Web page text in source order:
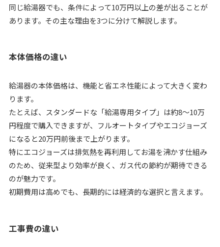
同じ給湯器でも、条件によって10万円以上の差が出ることが
あります。その主な理由を3つに分けて解説します。
本体価格の違い
給湯器の本体価格は、機能と省エネ性能によって大きく変わ
ります。
たとえば、スタンダードな「給湯専用タイプ」は約8〜10万
円程度で購入できますが、フルオートタイプやエコジョーズ
になると20万円前後まで上がります。
特にエコジョーズは排気熱を再利用してお湯を沸かす仕組み
のため、従来型より効率が良く、ガス代の節約が期待できる
のが魅力です。
初期費用は高めでも、長期的には経済的な選択と言えます。
工事費の違い